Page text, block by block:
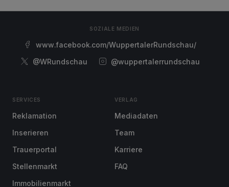
SOZIALE MEDIEN
www.facebook.com/WuppertalerRundschau/
@WRundschau
@wuppertalerrundschau
SERVICES
Reklamation
Inserieren
Trauerportal
Stellenmarkt
Immobilienmarkt
VERLAG
Mediadaten
Team
Karriere
FAQ